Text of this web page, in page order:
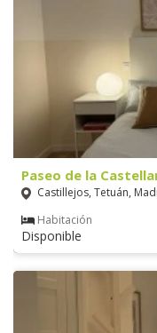
Paseo de la
Castillejos, Tetuán,
Habitación
Disponible